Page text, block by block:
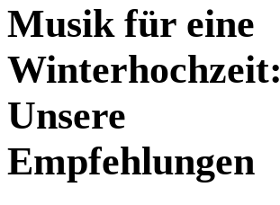
Musik für eine
Winterhochzeit:
Unsere
Empfehlungen